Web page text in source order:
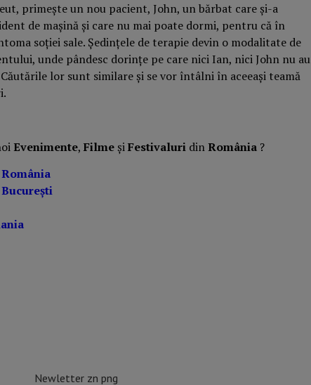
primește un nou pacient, John, un bărbat care și-a
de mașină și care nu mai poate dormi, pentru că în
soției sale. Ședințele de terapie devin o modalitate de
unde pândesc dorințe pe care nici Ian, nici John nu au
lor sunt similare și se vor întâlni în aceeași teamă
Evenimente, Filme șiFestivaluri dinRomânia ?